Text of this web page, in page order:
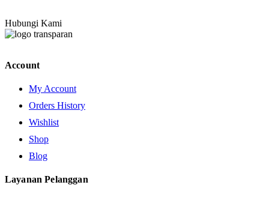
Hubungi Kami
Account
My Account
Orders History
Wishlist
Shop
Blog
Layanan Pelanggan